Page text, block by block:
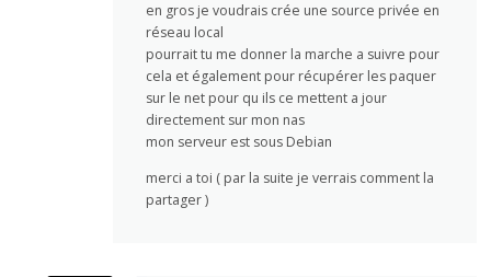
en gros je voudrais crée une source privée en
réseau local
pourrait tu me donner la marche a suivre pour
cela et également pour récupérer les paquer
sur le net pour qu ils ce mettent a jour
directement sur mon nas
mon serveur est sous Debian
merci a toi ( par la suite je verrais comment la
partager )